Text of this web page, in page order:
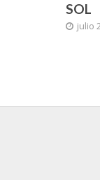
SOL
julio